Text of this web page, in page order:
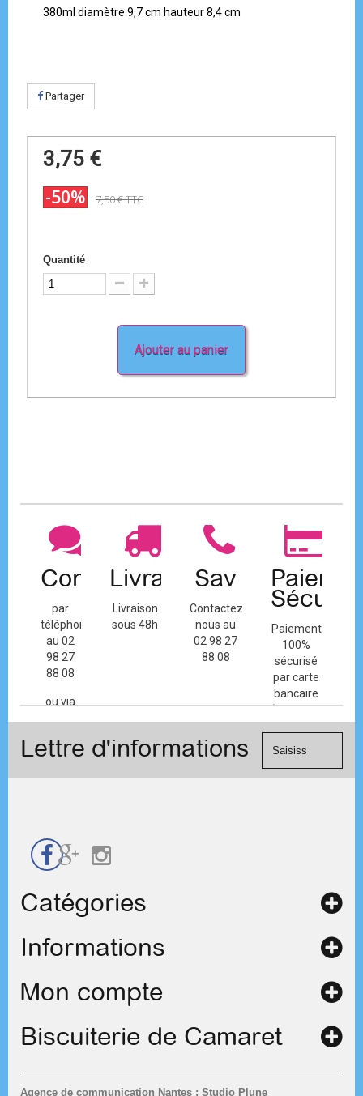
380ml diamètre 9,7 cm hauteur 8,4 cm
Partager
3,75 €
-50% 7,50 €TTC
Quantité
Ajouter au panier
Contact
par
téléphone
au 02
98 27
88 08
ou via
de
Livraison
Livraison
sous 48h
Sav
Contactez-
nous au
02 98 27
88 08
Paiement
100%
sécurisé
par carte
bancaire
(Mastercard,
Visa, ...) et
Lettre d'informations
Catégories
Informations
Agence de communication Nantes : Studio Plune
Mon compte
Biscuiterie de Camaret